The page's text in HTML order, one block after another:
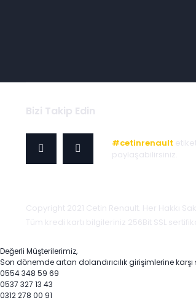
Bizi Takip Edin
#cetinrenault
paylaşabilirsiniz.
Copyright 2021 Cetin Renault. Her Hakkı
Tüm kredi kartı bilgileriniz 256Bit SSL
Değerli Müşterilerimiz,
Son dönemde artan dolandırıcılık girişimlerine
0554 348 59 69
0537 327 13 43
0312 278 00 91